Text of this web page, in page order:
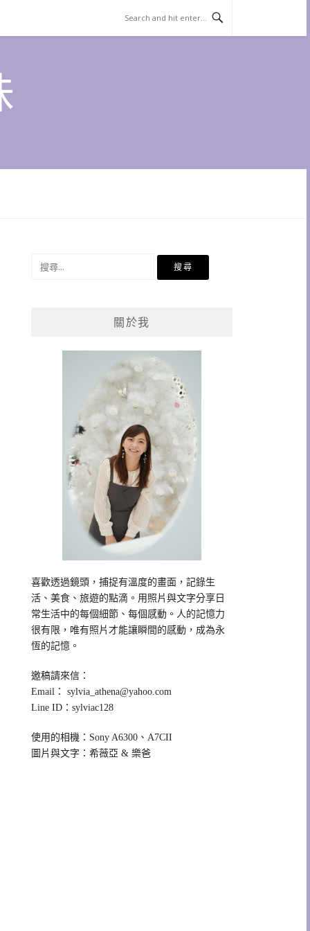
關於我
喜歡透過鏡頭，捕捉有溫度的畫面，記錄生
活、美食、旅遊的點滴。用照片與文字分享日
常生活中的每個細節、每個感動。人的記憶力
很有限，唯有照片才能讓瞬間的感動，成為永
恆的記憶。
邀稿請來信：
Email：
sylvia_athena@yahoo.com
Line ID：sylviac128
使用的相機：Sony A6300、A7CII
圖片與文字：希薇亞 & 樂爸